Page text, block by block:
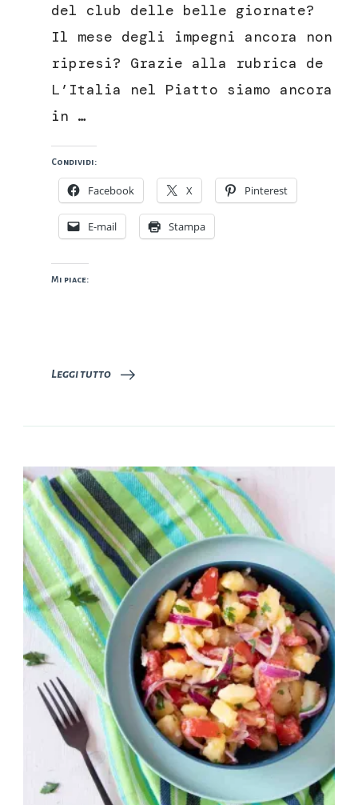
del club delle belle giornate?
Il mese degli impegni ancora non
ripresi? Grazie alla rubrica de
L’Italia nel Piatto siamo ancora
in …
Condividi:
Facebook X Pinterest
E-mail Stampa
Mi piace:
Leggi tutto